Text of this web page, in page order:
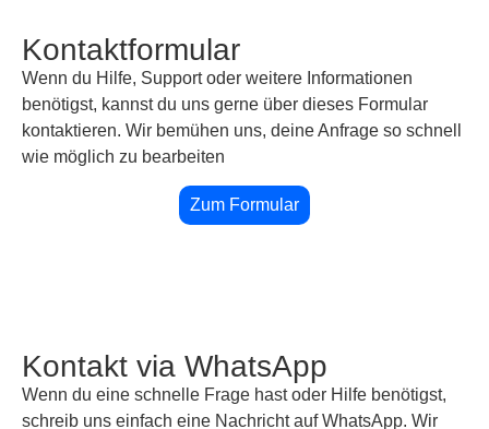
Kontaktformular
Wenn du Hilfe, Support oder weitere Informationen
benötigst, kannst du uns gerne über dieses Formular
kontaktieren. Wir bemühen uns, deine Anfrage so schnell
wie möglich zu bearbeiten
Zum Formular
Kontakt via WhatsApp
Wenn du eine schnelle Frage hast oder Hilfe benötigst,
schreib uns einfach eine Nachricht auf WhatsApp. Wir